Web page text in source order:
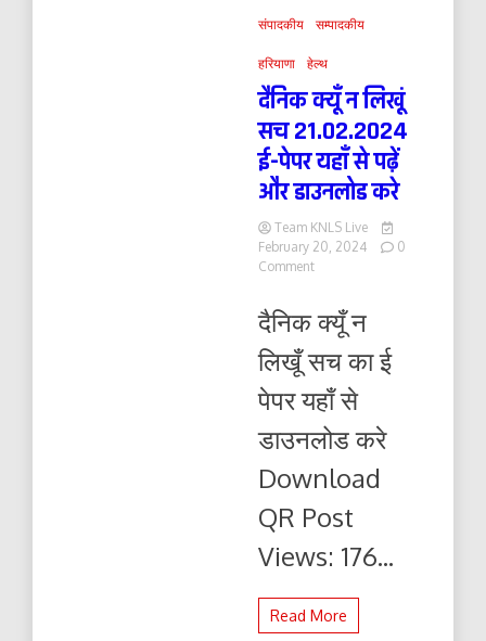
संपादकीय सम्पादकीय
हरियाणा हेल्थ
दैनिक क्यूँ न लिखूं
सच 21.02.2024
ई-पेपर यहाँ से पढ़ें
और डाउनलोड करे
Team KNLS Live
February 20, 2024
0
Commenton
न
सच
21.02.2024
ई-
पेपर
यहाँ
पढ़ें
डाउनलोड
दैनिक क्यूँ न
लिखूँ सच का ई
पेपर यहाँ से
डाउनलोड करे
Download
QR Post
Views: 176...
Read More